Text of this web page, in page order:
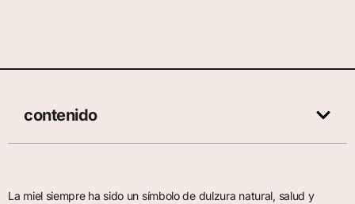
contenido
La miel siempre ha sido un símbolo de dulzura natural, salud y